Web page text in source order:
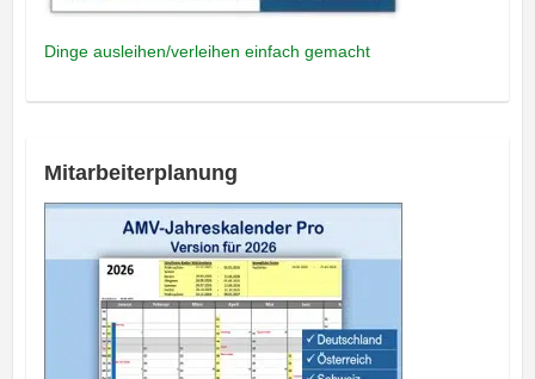
Dinge ausleihen/verleihen einfach gemacht
Mitarbeiterplanung